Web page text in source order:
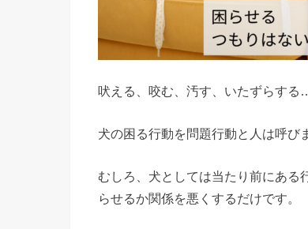
吠える、咬む、汚す、いたずらする
犬の困る行動を問題行動と人は呼び
むしろ、犬としては当たり前にある
らせるか関係を悪くするだけです。